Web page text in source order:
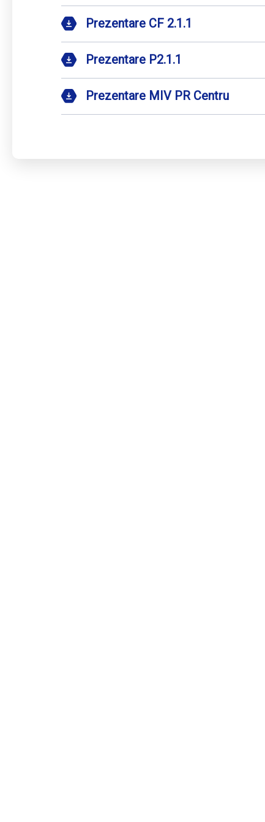
Prezentare CF 2.1.1
Prezentare P2.1.1
Prezentare MIV PR Centru